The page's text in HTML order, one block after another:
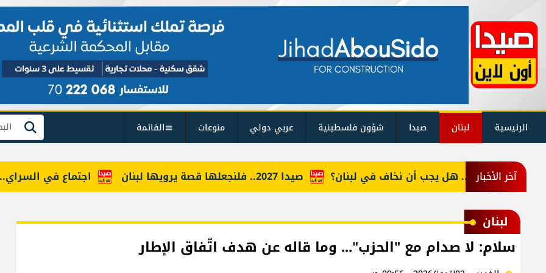
الرئيسية لبنان صيدا شؤون فلسطينية عربي دولي منوعات القائمة بحث
آخر الأخبار اجتماع في السراي... صيدا 2027.. فلنجعلها قصة يرويها لبنان زلزال مصر... هل يجب أن نخاف في لبنان؟
لبنان
سلام: لا صدام مع "الحزب"... وما قاله عن هدف اتّفاق الإطار